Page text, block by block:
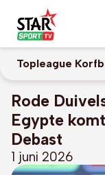
Topleague
Rode
Egypte
Debast
1 juni 2026